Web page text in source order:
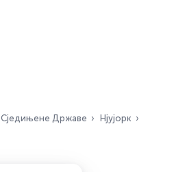
Сједињене Државе
Нјујорк